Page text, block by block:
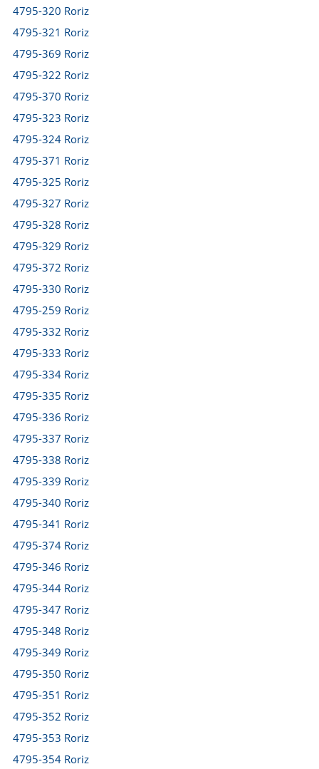
4795-320 Roriz
4795-321 Roriz
4795-369 Roriz
4795-322 Roriz
4795-370 Roriz
4795-323 Roriz
4795-324 Roriz
4795-371 Roriz
4795-325 Roriz
4795-327 Roriz
4795-328 Roriz
4795-329 Roriz
4795-372 Roriz
4795-330 Roriz
4795-259 Roriz
4795-332 Roriz
4795-333 Roriz
4795-334 Roriz
4795-335 Roriz
4795-336 Roriz
4795-337 Roriz
4795-338 Roriz
4795-339 Roriz
4795-340 Roriz
4795-341 Roriz
4795-374 Roriz
4795-346 Roriz
4795-344 Roriz
4795-347 Roriz
4795-348 Roriz
4795-349 Roriz
4795-350 Roriz
4795-351 Roriz
4795-352 Roriz
4795-353 Roriz
4795-354 Roriz